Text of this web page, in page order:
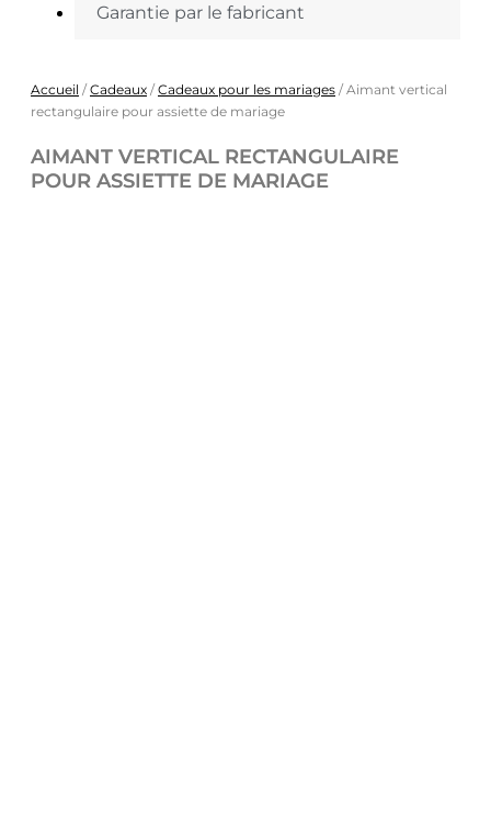
Garantie par le fabricant
Accueil /Cadeaux /Cadeaux pour les mariages / Aimant vertical
rectangulaire pour assiette de mariage
AIMANT VERTICAL RECTANGULAIRE
POUR ASSIETTE DE MARIAGE